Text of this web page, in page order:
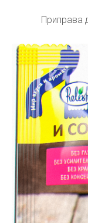
Приправа